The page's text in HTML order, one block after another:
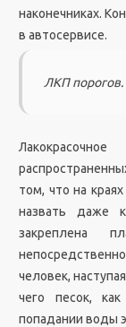
наконечниках.
в автосервисе.
ЛКП порогов.
том, что на
назвать даже
закреплена
человек,
чего песок,
попадании воды